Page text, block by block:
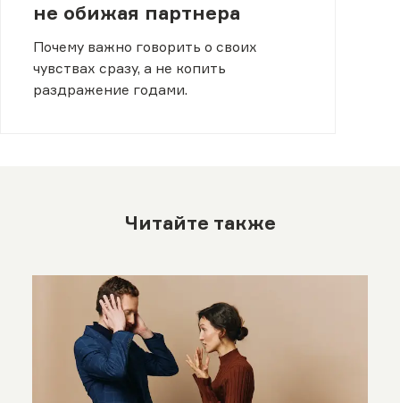
не обижая партнера
Почему важно говорить о своих
чувствах сразу, а не копить
раздражение годами.
Читайте также